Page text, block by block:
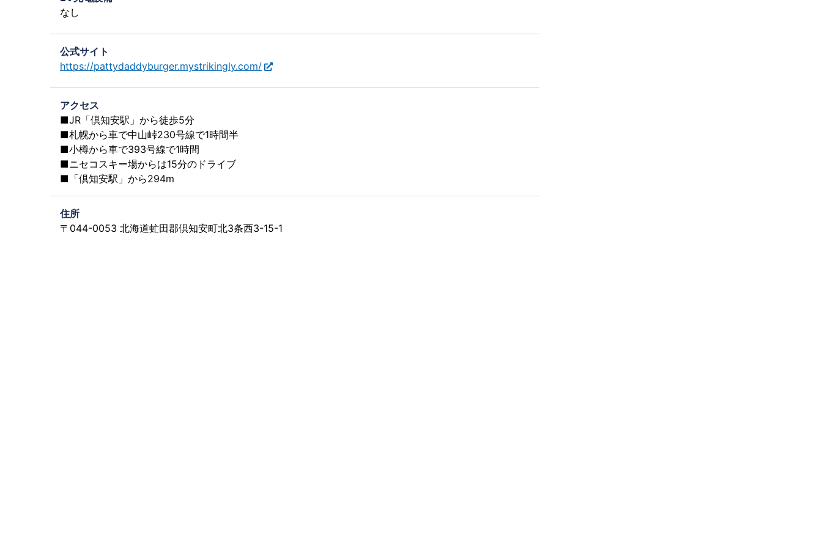
なし
公式サイト
https://pattydaddyburger.mystrikingly.com/
アクセス
■JR「倶知安駅」から徒歩5分
■札幌から車で中山峠230号線で1時間半
■小樽から車で393号線で1時間
■ニセコスキー場からは15分のドライブ
■「倶知安駅」から294m
住所
〒044-0053 北海道虻田郡倶知安町北3条西3-15-1